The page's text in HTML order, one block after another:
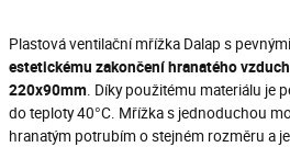
Plastová ventilační mřížka Dalap s
estetickému zakončení hranatého
220x90mm. Díky použitému materiálu je
do teploty 40°C. Mřížka s jednoduchou
hranatým potrubím o stejném rozměru a